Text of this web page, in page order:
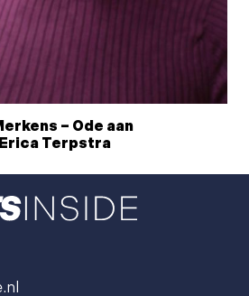
– Ode aan
Terpstra